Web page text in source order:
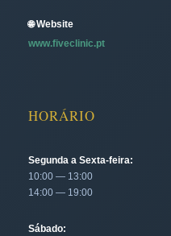
🌐 Website
www.fiveclinic.pt
HORÁRIO
Segunda a Sexta-feira:
10:00 — 13:00
14:00 — 19:00
Sábado: